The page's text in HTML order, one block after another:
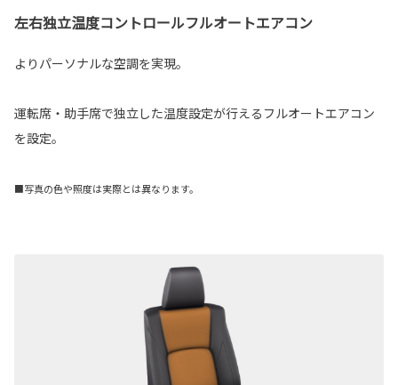
左右独立温度コントロールフルオートエアコン
よりパーソナルな空調を実現。
運転席・助手席で独立した温度設定が行えるフルオートエアコン
を設定。
■写真の色や照度は実際とは異なります。